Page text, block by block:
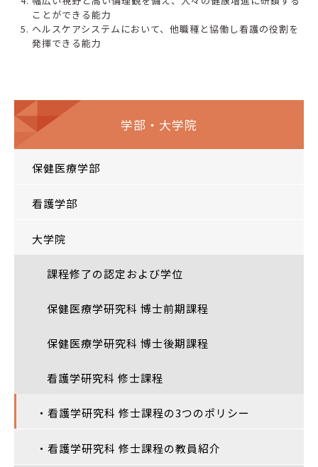
学部・大学院
保健医療学部
看護学部
大学院
課程修了の認定および学位
保健医療学研究科 博士前期課程
保健医療学研究科 博士後期課程
看護学研究科 修士課程
・看護学研究科 修士課程の3つのポリシー
・看護学研究科 修士課程の教員紹介
ことができる能力
ヘルスケアシステムにおいて、他職種と協働し看護の役割を
発揮できる能力